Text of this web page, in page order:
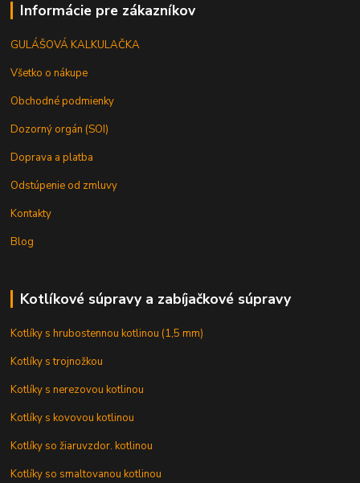
Informácie pre zákazníkov
GULÁŠOVÁ KALKULAČKA
Všetko o nákupe
Obchodné podmienky
Dozorný orgán (SOI)
Doprava a platba
Odstúpenie od zmluvy
Kontakty
Blog
Kotlíkové súpravy a zabíjačkové súpravy
Kotlíky s hrubostennou kotlinou (1,5 mm)
Kotlíky s trojnožkou
Kotlíky s nerezovou kotlinou
Kotlíky s kovovou kotlinou
Kotlíky so žiaruvzdor. kotlinou
Kotlíky so smaltovanou kotlinou